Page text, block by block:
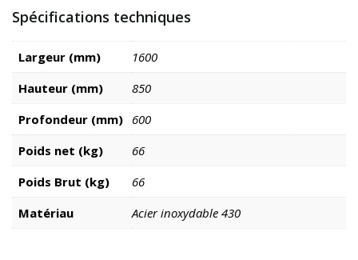
Spécifications techniques
Largeur (mm)
1600
Hauteur (mm)
850
Profondeur (mm) 600
Poids net (kg)
66
Poids Brut (kg)
66
Matériau
Acier inoxydable 430